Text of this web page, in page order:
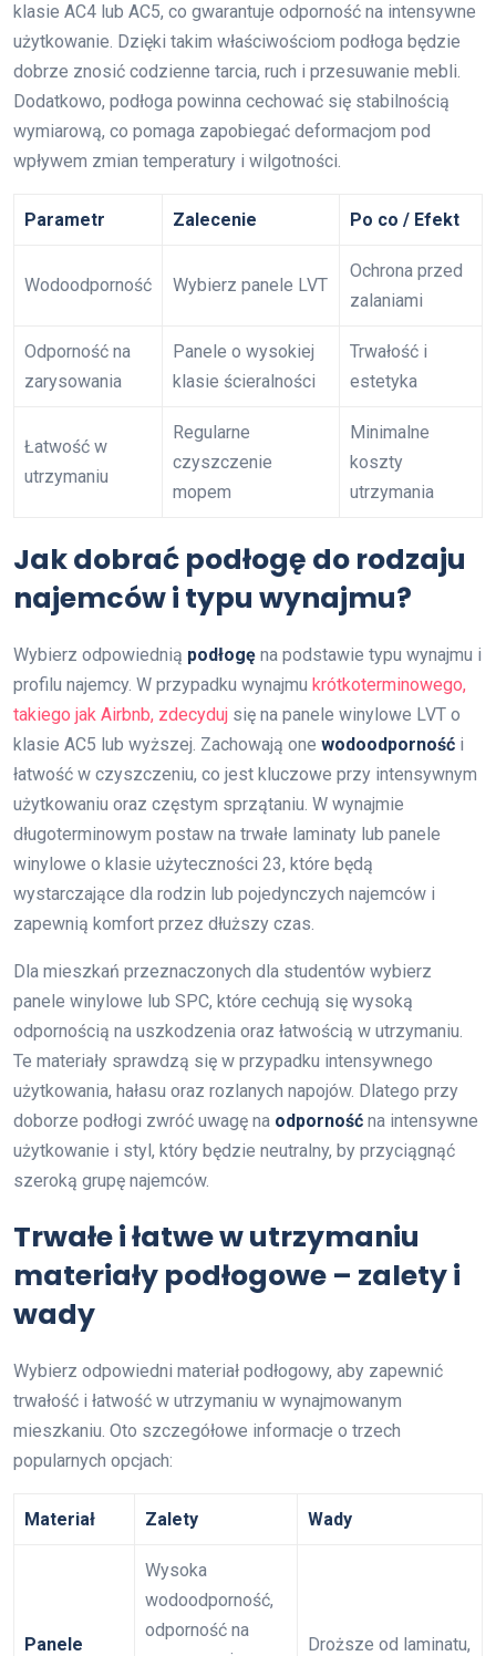
klasie AC4 lub AC5, co gwarantuje odporność na intensywne
użytkowanie. Dzięki takim właściwościom podłoga będzie
dobrze znosić codzienne tarcia, ruch i przesuwanie mebli.
Dodatkowo, podłoga powinna cechować się stabilnością
wymiarową, co pomaga zapobiegać deformacjom pod
wpływem zmian temperatury i wilgotności.
Parametr Zalecenie Po co / Efekt
Wodoodporność Wybierz panele LVT
Ochrona przed
zalaniami
Odporność na
zarysowania
Panele o wysokiej
klasie ścieralności
Trwałość i
estetyka
Łatwość w
utrzymaniu
Regularne
czyszczenie
mopem
Minimalne
koszty
utrzymania
Jak dobrać podłogę do rodzaju
najemców i typu wynajmu?
Wybierz odpowiednią podłogę na podstawie typu wynajmu i
profilu najemcy. W przypadku wynajmu krótkoterminowego,
takiego jak Airbnb, zdecyduj się na panele winylowe LVT o
klasie AC5 lub wyższej. Zachowają one wodoodporność i
łatwość w czyszczeniu, co jest kluczowe przy intensywnym
użytkowaniu oraz częstym sprzątaniu. W wynajmie
długoterminowym postaw na trwałe laminaty lub panele
winylowe o klasie użyteczności 23, które będą
wystarczające dla rodzin lub pojedynczych najemców i
zapewnią komfort przez dłuższy czas.
Dla mieszkań przeznaczonych dla studentów wybierz
panele winylowe lub SPC, które cechują się wysoką
odpornością na uszkodzenia oraz łatwością w utrzymaniu.
Te materiały sprawdzą się w przypadku intensywnego
użytkowania, hałasu oraz rozlanych napojów. Dlatego przy
doborze podłogi zwróć uwagę na odporność na intensywne
użytkowanie i styl, który będzie neutralny, by przyciągnąć
szeroką grupę najemców.
Trwałe i łatwe w utrzymaniu
materiały podłogowe – zalety i
wady
Wybierz odpowiedni materiał podłogowy, aby zapewnić
trwałość i łatwość w utrzymaniu w wynajmowanym
mieszkaniu. Oto szczegółowe informacje o trzech
popularnych opcjach:
Materiał Zalety Wady
Panele
Wysoka
wodoodporność,
odporność na
Droższe od laminatu,